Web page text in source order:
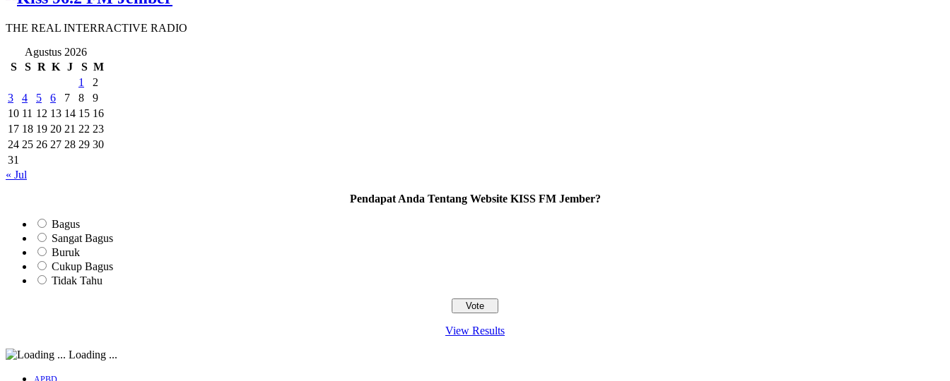
THE REAL INTERRACTIVE RADIO
Agustus 2026
S
S R K J S M
1
2
3
4 5 6 7 8
9
10 11 12 13 14 15 16
17 18 19 20 21 22 23
24 25 26 27 28 29 30
31
« Jul
Pendapat Anda Tentang Website KISS FM Jember?
Bagus
Sangat Bagus
Buruk
Cukup Bagus
Tidak Tahu
View Results
Loading ...